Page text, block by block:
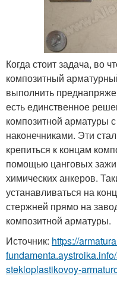
Когда стоит задача, во
композитный
выполнить
есть единственное
композитной арматуры
наконечниками. Эти
крепиться к концам
помощью цанговых
химических анкеров.
устанавливаться на
стержней прямо на
композитной арматуры.
Источник: https://
stekloplastikovoy-